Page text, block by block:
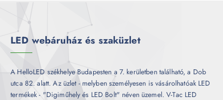
LED webáruház és szaküzlet
A HelloLED székhelye Budapesten a 7. kerületben található, a Dob
utca 82. alatt. Az üzlet - melyben személyesen is vásárolhatóak LED
termékek - "Digiműhely és LED Bolt" néven üzemel. V-Tac LED